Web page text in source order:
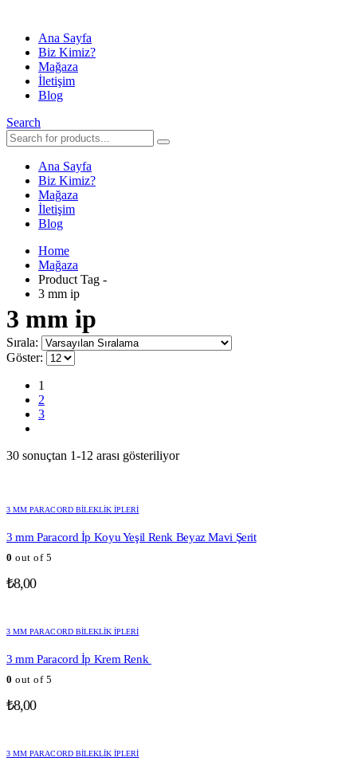
Ana Sayfa
Biz Kimiz?
Mağaza
İletişim
Blog
Search
Ana Sayfa
Biz Kimiz?
Mağaza
İletişim
Blog
Home
Mağaza
Product Tag -
3 mm ip
3 mm ip
Sırala:
Göster:
1
2
3
30 sonuçtan 1-12 arası gösteriliyor
3 MM PARACORD BILEKLIK İPLERI
3 mm Paracord İp Koyu Yeşil Renk Beyaz Mavi Şerit
0 out of 5
₺8,00
3 MM PARACORD BILEKLIK İPLERI
3 mm Paracord İp Krem Renk
0 out of 5
₺8,00
3 MM PARACORD BILEKLIK İPLERI